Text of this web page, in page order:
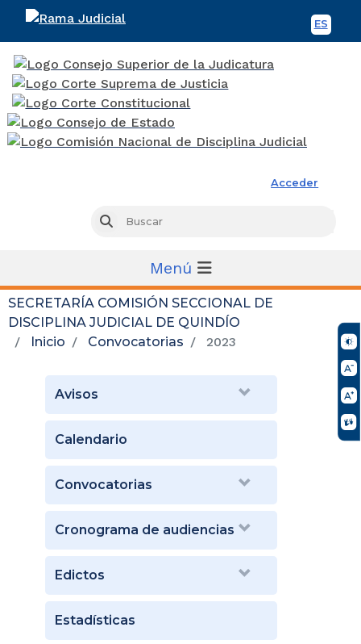
ES
Acceder
Buscar
Menú
SECRETARÍA COMISIÓN SECCIONAL DE
DISCIPLINA JUDICIAL DE QUINDÍO
Inicio
Convocatorias 2023
Avisos
Calendario
Convocatorias
Cronograma de audiencias
Edictos
Estadísticas